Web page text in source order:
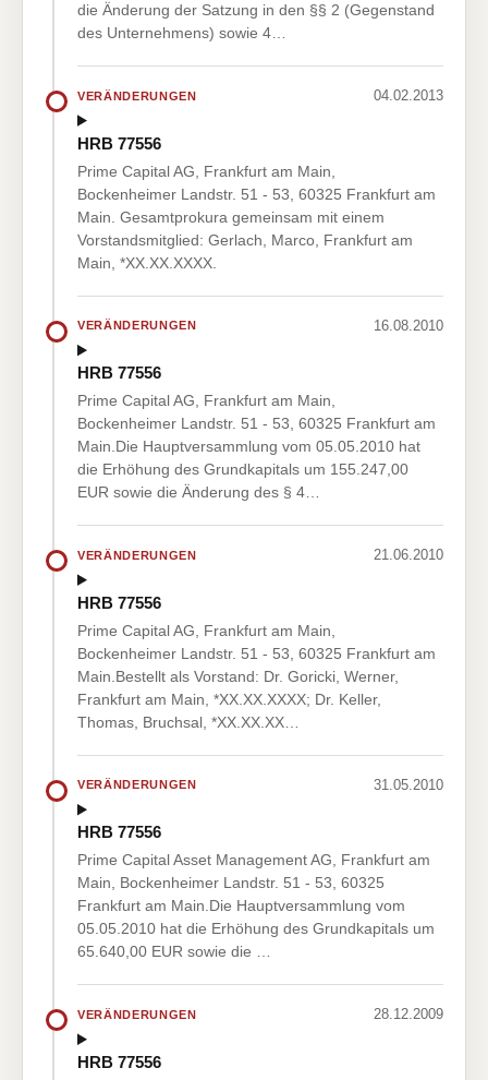
die Änderung der Satzung in den §§ 2 (Gegenstand
des Unternehmens) sowie 4…
VERÄNDERUNGEN 04.02.2013
HRB 77556
Prime Capital AG, Frankfurt am Main,
Bockenheimer Landstr. 51 - 53, 60325 Frankfurt am
Main. Gesamtprokura gemeinsam mit einem
Vorstandsmitglied: Gerlach, Marco, Frankfurt am
Main, *XX.XX.XXXX.
VERÄNDERUNGEN 16.08.2010
HRB 77556
Prime Capital AG, Frankfurt am Main,
Bockenheimer Landstr. 51 - 53, 60325 Frankfurt am
Main.Die Hauptversammlung vom 05.05.2010 hat
die Erhöhung des Grundkapitals um 155.247,00
EUR sowie die Änderung des § 4…
VERÄNDERUNGEN 21.06.2010
HRB 77556
Prime Capital AG, Frankfurt am Main,
Bockenheimer Landstr. 51 - 53, 60325 Frankfurt am
Main.Bestellt als Vorstand: Dr. Goricki, Werner,
Frankfurt am Main, *XX.XX.XXXX; Dr. Keller,
Thomas, Bruchsal, *XX.XX.XX…
VERÄNDERUNGEN 31.05.2010
HRB 77556
Prime Capital Asset Management AG, Frankfurt am
Main, Bockenheimer Landstr. 51 - 53, 60325
Frankfurt am Main.Die Hauptversammlung vom
05.05.2010 hat die Erhöhung des Grundkapitals um
65.640,00 EUR sowie die …
VERÄNDERUNGEN 28.12.2009
HRB 77556